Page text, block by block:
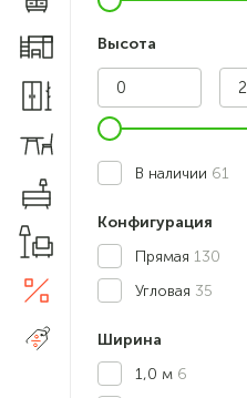
Мебель для детской
Шкафы и прихожие
Столы и стулья
Товары для дома
5
Распродажа
Высота
В наличии 61
Конфигурация
Прямая 130
Угловая 35
Ширина
1,0 м 6